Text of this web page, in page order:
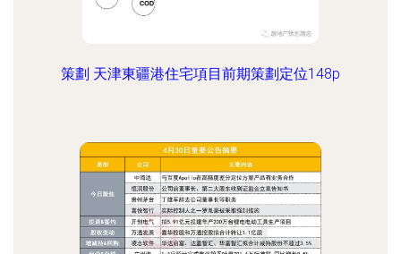
策劃 天津東疆港住宅項目前期策劃定位148p